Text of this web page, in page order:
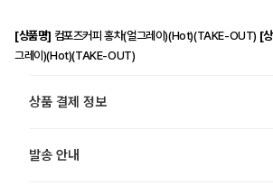
[상품명] 컴포즈커피 홍차(얼그레이)(Hot)(TAKE-OUT) [
그레이)(Hot)(TAKE-OUT)
상품 결제 정보
발송 안내